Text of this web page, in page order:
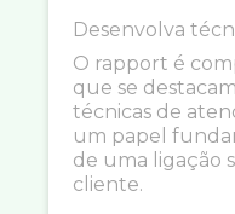
Desenvolva
O rapport é
que se
técnicas de
um papel
de uma ligação
cliente.